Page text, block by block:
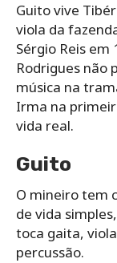
Guito vive
viola da
Sérgio Reis em
Rodrigues não
música na
Irma na
vida real.
Guito
O mineiro tem
de vida
toca gaita,
percussão.